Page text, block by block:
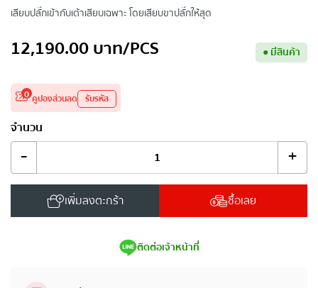
เสียบปลั๊กเข้ากับเต้าเสียบเฉพาะ โดยเสียบขาปลั๊กให้สุด
12,190.00บาท/PCS ●มีสินค้า
0 คูปองส่วนลด รับรหัส
จำนวน
- +
เพิ่มลงตะกร้า ซื้อเลย
ติดต่อเจ้าหน้าที่